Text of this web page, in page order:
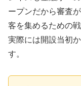
ープンだから審査
客を集めるための
実際には開設当初
す。